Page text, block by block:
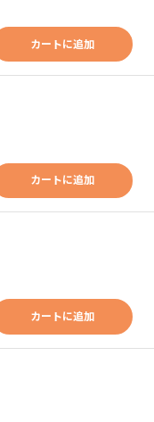
カートに追加
カートに追加
カートに追加